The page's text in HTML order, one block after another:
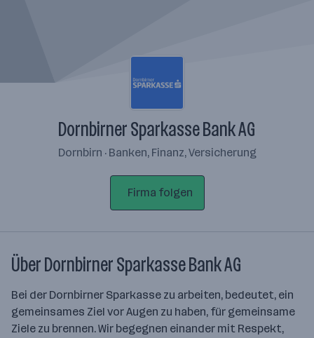
Dornbirner Sparkasse Bank AG
Dornbirn · Banken, Finanz, Versicherung
Firma folgen
Über Dornbirner Sparkasse Bank AG
Bei der Dornbirner Sparkasse zu arbeiten, bedeutet, ein
gemeinsames Ziel vor Augen zu haben, für gemeinsame
Ziele zu brennen. Wir begegnen einander mit Respekt,